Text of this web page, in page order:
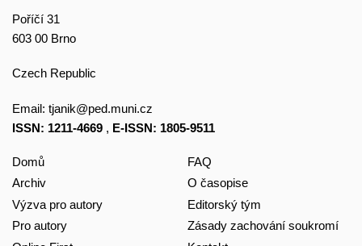
Poříčí 31
603 00 Brno
Czech Republic
Email: tjanik@ped.muni.cz
ISSN: 1211-4669 , E-ISSN: 1805-9511
Domů
Archiv
Výzva pro autory
Pro autory
FAQ
O časopise
Editorský tým
Zásady zachování soukromí